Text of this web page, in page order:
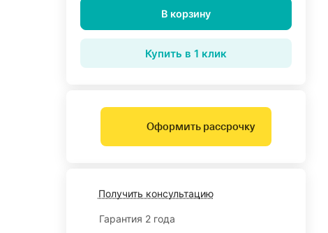
В корзину
Купить в 1 клик
Оформить рассрочку
Получить консультацию
Гарантия 2 года